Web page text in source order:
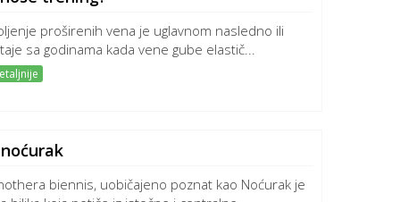
proširenih vena je uglavnom nasledno ili
sa godinama kada vene gube elastič...
biennis, uobičajeno poznat kao Noćurak je